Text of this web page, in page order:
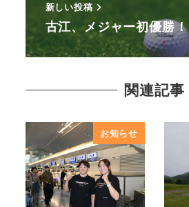
新しい投稿
古江、メジャー初優勝！
関連記事
お知らせ